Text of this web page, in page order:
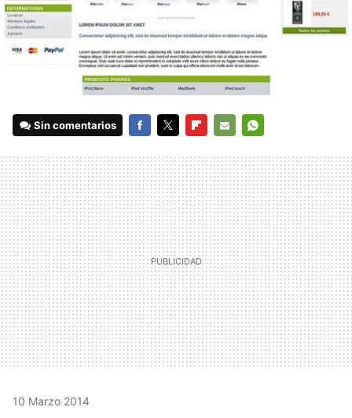
Sin comentarios
MAIL
10 Marzo 2014